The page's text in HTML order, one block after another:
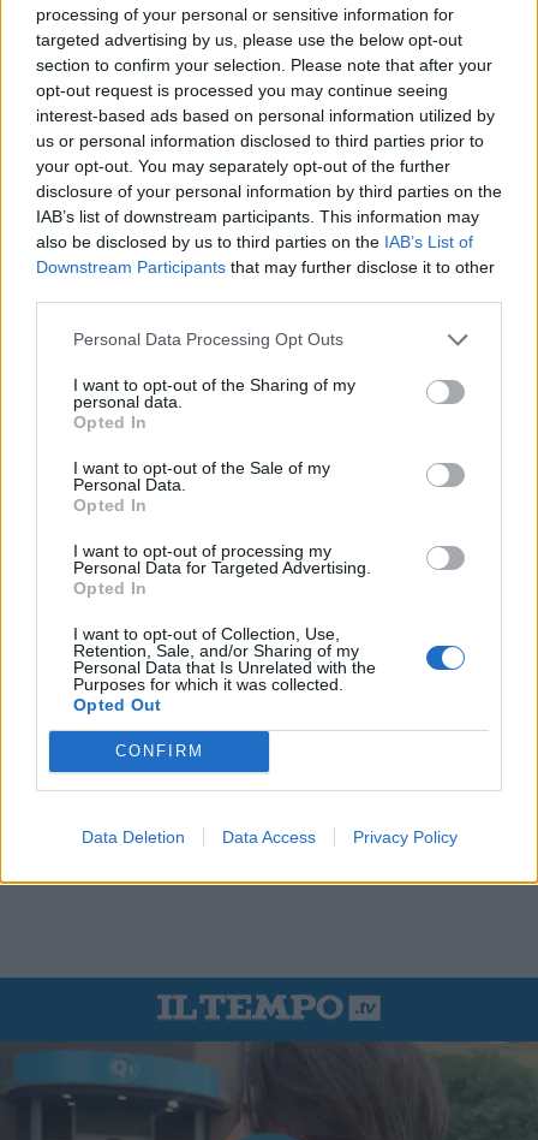
processing of your personal or sensitive information for
targeted advertising by us, please use the below opt-out
section to confirm your selection. Please note that after your
opt-out request is processed you may continue seeing
interest-based ads based on personal information utilized by
us or personal information disclosed to third parties prior to
your opt-out. You may separately opt-out of the further
disclosure of your personal information by third parties on the
IAB’s list of downstream participants. This information may
also be disclosed by us to third parties on the IAB’s List of
Downstream Participants that may further disclose it to other
Personal Data Processing Opt Outs
I want to opt-out of the Sharing of my
personal data.
Opted In
I want to opt-out of the Sale of my
Personal Data.
Opted In
I want to opt-out of processing my
Personal Data for Targeted Advertising.
Opted In
I want to opt-out of Collection, Use,
Retention, Sale, and/or Sharing of my
Personal Data that Is Unrelated with the
Purposes for which it was collected.
Opted Out
CONFIRM
Data Deletion Data Access Privacy Policy